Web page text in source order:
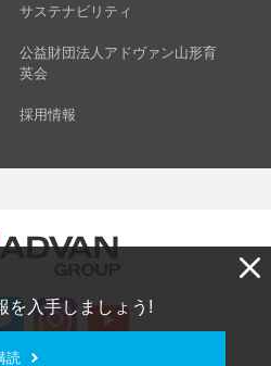
を入手しましょう!
読
サステナビリティ
公益財団法人アドヴァン山形育
英会
採用情報